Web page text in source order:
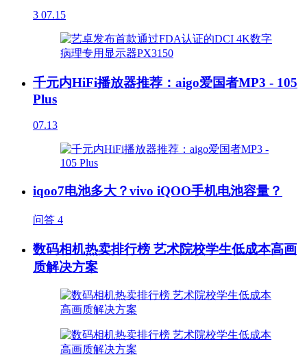
3 07.15
千元内HiFi播放器推荐：aigo爱国者MP3 - 105
Plus
07.13
iqoo7电池多大？vivo iQOO手机电池容量？
问答 4
数码相机热卖排行榜 艺术院校学生低成本高画
质解决方案